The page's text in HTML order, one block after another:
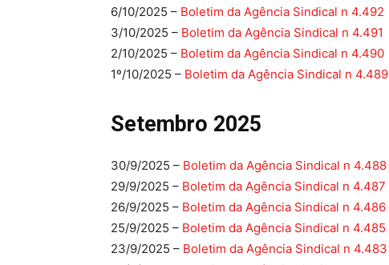
6/10/2025 – Boletim da Agência Sindical n 4.492
3/10/2025 – Boletim da Agência Sindical n 4.491
2/10/2025 – Boletim da Agência Sindical n 4.490
1º/10/2025 – Boletim da Agência Sindical n 4.489
Setembro 2025
30/9/2025 – Boletim da Agência Sindical n 4.488
29/9/2025 – Boletim da Agência Sindical n 4.487
26/9/2025 – Boletim da Agência Sindical n 4.486
25/9/2025 – Boletim da Agência Sindical n 4.485
23/9/2025 – Boletim da Agência Sindical n 4.483